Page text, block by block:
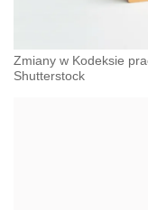
Zmiany w Kodeksie
Shutterstock